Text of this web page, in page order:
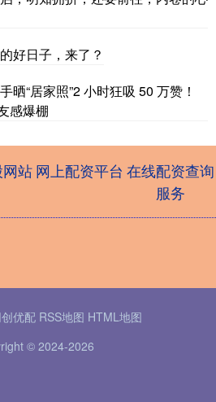
好日子，来了？
晒“居家照”2 小时狂吸 50 万赞！
感爆棚
站网上配资平台 在线配资查询
服务
优配 RSS地图 HTML地图
© 2024-2026